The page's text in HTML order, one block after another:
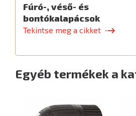
Fúró-, véső- és
bontókalapácsok
Tekintse meg a cikket
Egyéb termékek a